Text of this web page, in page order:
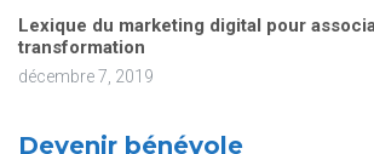
Lexique du marketing digital pour
transformation
décembre 7, 2019
Devenir bénévole